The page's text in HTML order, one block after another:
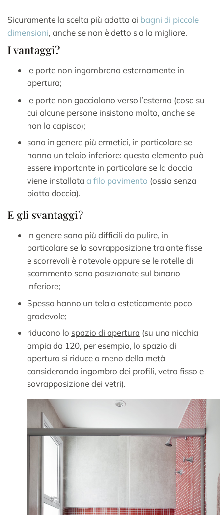
Sicuramente la scelta più adatta ai bagni di piccole
dimensioni, anche se non è detto sia la migliore.
I vantaggi?
le porte non ingombrano esternamente in
apertura;
le porte non gocciolano verso l’esterno (cosa su
cui alcune persone insistono molto, anche se
non la capisco);
sono in genere più ermetici, in particolare se
hanno un telaio inferiore: questo elemento può
essere importante in particolare se la doccia
viene installata a filo pavimento (ossia senza
piatto doccia).
E gli svantaggi?
In genere sono più difficili da pulire, in
particolare se la sovrapposizione tra ante fisse
e scorrevoli è notevole oppure se le rotelle di
scorrimento sono posizionate sul binario
inferiore;
Spesso hanno un telaio esteticamente poco
gradevole;
riducono lo spazio di apertura (su una nicchia
ampia da 120, per esempio, lo spazio di
apertura si riduce a meno della metà
considerando ingombro dei profili, vetro fisso e
sovrapposizione dei vetri).